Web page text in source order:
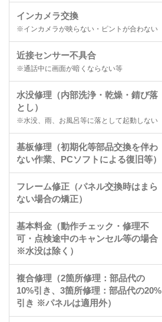
インカメラ交換
※インカメラが映らない・ピントが合わない
近接センサー不具合
※通話中に画面が暗くならない等
水没修理（内部洗浄・乾燥・錆び落
とし）
※水没、雨、お風呂等に落として起動しない
基板修理（初期化等部品交換を伴わ
ない作業、PCソフトによる復旧等）
フレーム修正（パネル交換時はまら
ない場合の矯正）
基本料金（動作チェック・修理不
可・点検途中のキャンセル等の場合
※水没は除く）
複合修理（2箇所修理：部品代の
10%引き、3箇所修理：部品代の20%
引き ※パネルは適用外）